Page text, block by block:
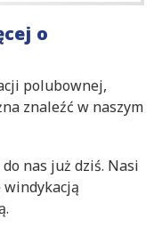
o
polubownej,
znaleźć w naszym
nas już dziś. Nasi